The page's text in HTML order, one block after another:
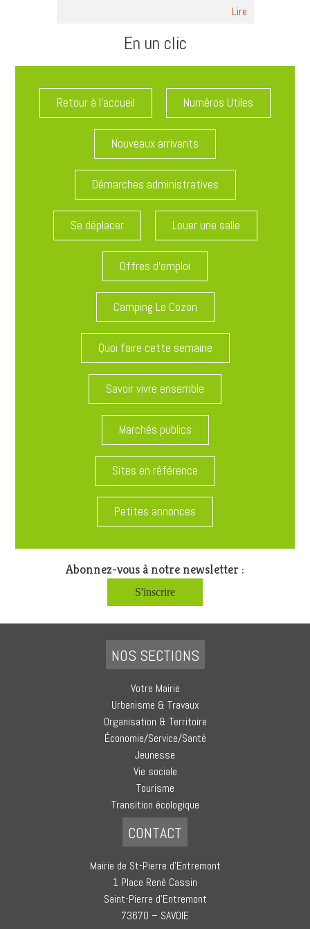
Lire
En un clic
Retour à l'accueil Numéros Utiles
Nouveaux arrivants
Démarches administratives
Se déplacer Louer une salle
Offres d'emploi
Camping Le Cozon
Quoi faire cette semaine
Savoir vivre ensemble
Marchés publics
Sites en référence
Petites annonces
Abonnez-vous à notre newsletter :
S'inscrire
NOS SECTIONS
Votre Mairie
Urbanisme & Travaux
Organisation & Territoire
Économie/Service/Santé
Jeunesse
Vie sociale
Tourisme
Transition écologique
CONTACT
Mairie de St-Pierre d’Entremont
1 Place René Cassin
Saint-Pierre d’Entremont
73670 – SAVOIE